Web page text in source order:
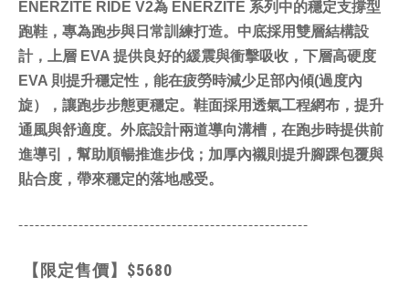
ENERZITE RIDE V2為 ENERZITE 系列中的穩定支撐型
跑鞋，專為跑步與日常訓練打造。中底採用雙層結構設
計，上層 EVA 提供良好的緩震與衝擊吸收，下層高硬度
EVA 則提升穩定性，能在疲勞時減少足部內傾(過度內
旋），讓跑步步態更穩定。鞋面採用透氣工程網布，提升
通風與舒適度。外底設計兩道導向溝槽，在跑步時提供前
進導引，幫助順暢推進步伐；加厚內襯則提升腳踝包覆與
貼合度，帶來穩定的落地感受。
-----------------------------------------------------
【限定售價】 $5680